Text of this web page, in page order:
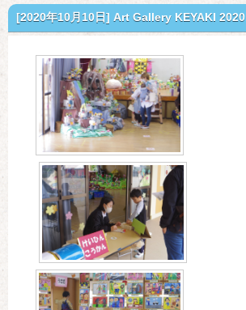
[2020年10月10日] Art Gallery KEYAKI 2020